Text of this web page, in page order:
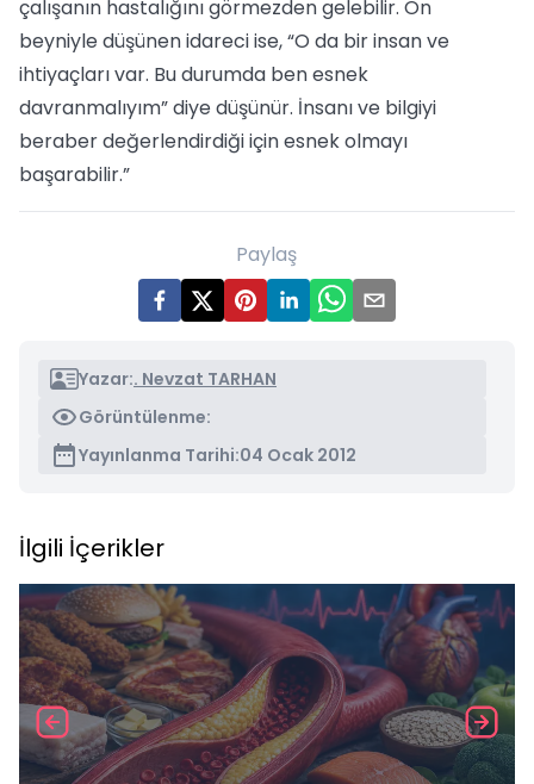
çalışanın hastalığını görmezden gelebilir. Ön
beyniyle düşünen idareci ise, “O da bir insan ve
ihtiyaçları var. Bu durumda ben esnek
davranmalıyım” diye düşünür. İnsanı ve bilgiyi
beraber değerlendirdiği için esnek olmayı
başarabilir.”
Paylaş
Yazar:. Nevzat TARHAN
Görüntülenme:
Yayınlanma Tarihi:04 Ocak 2012
İlgili İçerikler